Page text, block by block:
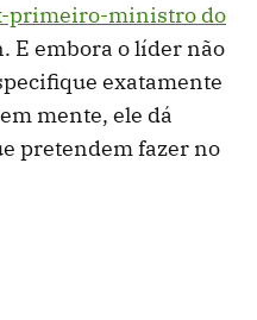
primeiro-ministro do
E embora o líder não
exatamente
mente, ele dá
pretendem fazer no